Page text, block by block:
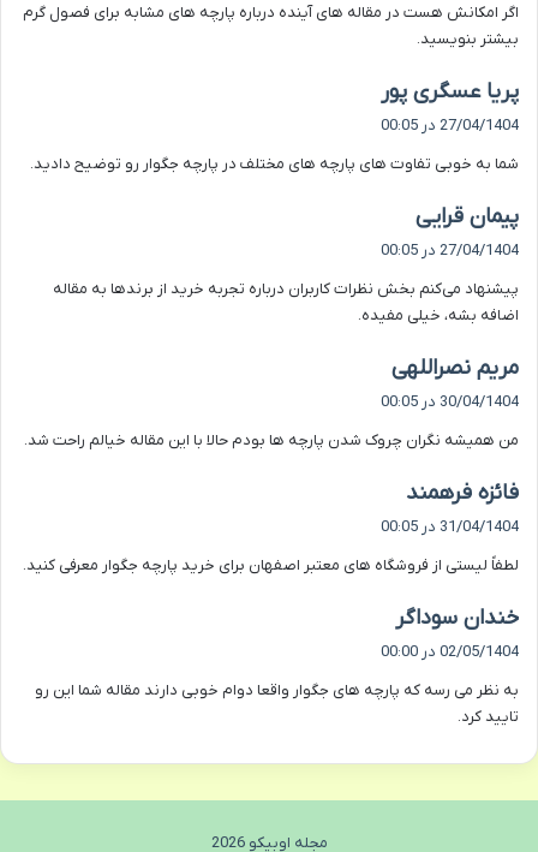
:
اگر امکانش هست در مقاله های آینده درباره پارچه های مشابه برای فصول گرم
بیشتر بنویسید.
پریا عسگری پور
:
27/04/1404 در 00:05
شما به خوبی تفاوت های پارچه های مختلف در پارچه جگوار رو توضیح دادید.
پیمان قرایی
ف
:
27/04/1404 در 00:05
پیشنهاد می‌کنم بخش نظرات کاربران درباره تجربه خرید از برندها به مقاله
اضافه بشه، خیلی مفیده.
مریم نصراللهی
ف
:
30/04/1404 در 00:05
من همیشه نگران چروک شدن پارچه ها بودم حالا با این مقاله خیالم راحت شد.
فائزه فرهمند
ف
:
31/04/1404 در 00:05
لطفاً لیستی از فروشگاه‌ های معتبر اصفهان برای خرید پارچه جگوار معرفی کنید.
خندان سوداگر
ف
:
02/05/1404 در 00:00
به نظر می رسه که پارچه های جگوار واقعا دوام خوبی دارند مقاله شما این رو
تایید کرد.
مجله اوبیکو 2026